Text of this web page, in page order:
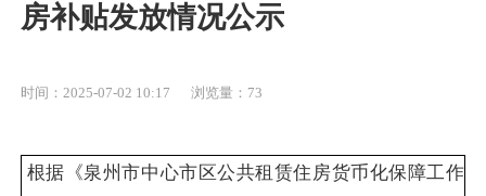
房补贴发放情况公示
时间：2025-07-02 10:17 浏览量： 73
根据《泉州市中心市区公共租赁住房货币化保障工作